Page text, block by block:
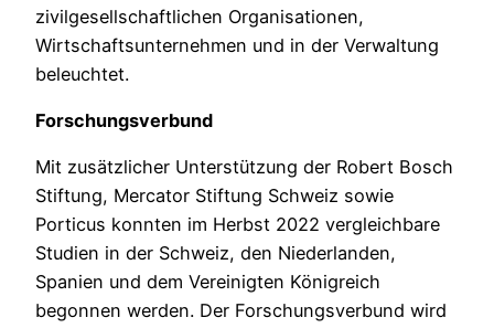
zivilgesellschaftlichen Organisationen,
Wirtschaftsunternehmen und in der Verwaltung
beleuchtet.
Forschungsverbund
Mit zusätzlicher Unterstützung der Robert Bosch
Stiftung, Mercator Stiftung Schweiz sowie
Porticus konnten im Herbst 2022 vergleichbare
Studien in der Schweiz, den Niederlanden,
Spanien und dem Vereinigten Königreich
begonnen werden. Der Forschungsverbund wird